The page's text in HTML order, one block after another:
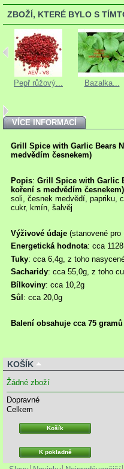
ZBOŽÍ, KTERÉ BYLO S
Pepř růžový... Bazalka...
VÍCE INFORMACÍ
Grill Spice with Garlic Bears
medvědím česnekem)
Popis: Grill Spice with Garlic
koření s medvědím česnekem)
soli, česnek medvědí, papriku,
cukr, kmín, šalvěj
Výživové údaje (stanovené pro
Energetická hodnota: cca
Tuky: cca 6,4g, z toho
Sacharidy: cca 55,0g, z toho
Bílkoviny: cca 10,2g
Sůl : cca 20,0g
Balení obsahuje cca 75
KOŠÍK
Žádné zboží
Dopravné
Celkem
Košík
K pokladně